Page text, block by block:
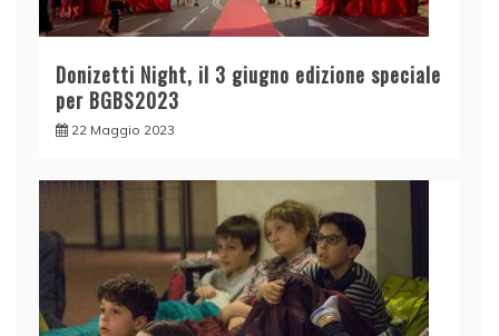
Donizetti Night, il 3 giugno edizione speciale
per BGBS2023
22 Maggio 2023